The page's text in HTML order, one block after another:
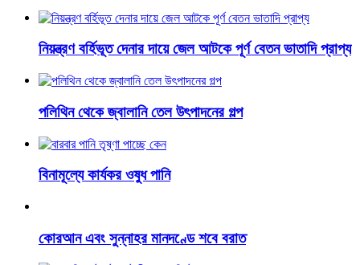
নিয়ন্ত্রণ বর্হিভূত দেনার দায়ে জেল আটকে পূর্ণ বেতন ভাতাদি প্রাপ্য
পলিথিন থেকে জ্বালানি তেল উৎপাদনের গল্প
বিনামূল্যে কার্যকর ওষুধ পানি
কোরআন এবং সুন্নাহর মানদণ্ডে শবে বরাত